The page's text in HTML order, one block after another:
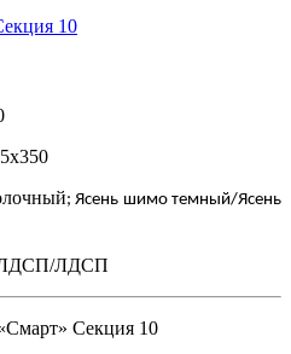
; Ясень шимо темный/Ясень
ЛДСП
Секция 10